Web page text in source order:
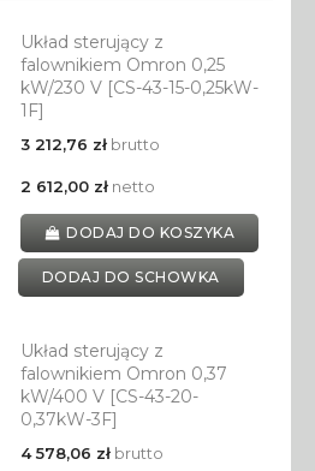
Układ sterujący z
falownikiem Omron 0,25
kW/230 V [CS-43-15-0,25kW-
1F]
3 212,76 złbrutto
2 612,00 złnetto
DODAJ DO KOSZYKA
DODAJ DO SCHOWKA
Układ sterujący z
falownikiem Omron 0,37
kW/400 V [CS-43-20-
0,37kW-3F]
4 578,06 złbrutto